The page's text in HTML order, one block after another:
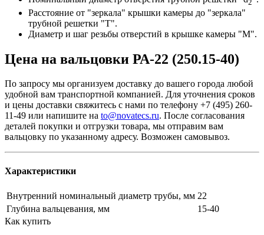
2
Расстояние от "зеркала" крышки камеры до "зеркала"
трубной решетки "Т".
Диаметр и шаг резьбы отверстий в крышке камеры "М".
Цена на вальцовки РА-22 (250.15-40)
По запросу мы организуем доставку до вашего города любой
удобной вам транспортной компанией. Для уточнения сроков
и цены доставки свяжитесь с нами по телефону +7 (495) 260-
11-49 или напишите на to@novatecs.ru. После согласования
деталей покупки и отгрузки товара, мы отправим вам
вальцовку по указанному адресу. Возможен самовывоз.
Характеристики
Внутренний номинальный диаметр трубы, мм 22
Глубина вальцевания, мм
15-40
Как купить